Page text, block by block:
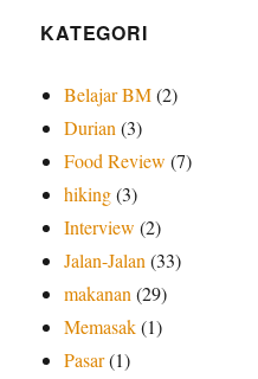
KATEGORI
Belajar BM(2)
Durian(3)
Food Review (7)
hiking(3)
Interview (2)
Jalan-Jalan(33)
makanan(29)
Memasak(1)
Pasar(1)